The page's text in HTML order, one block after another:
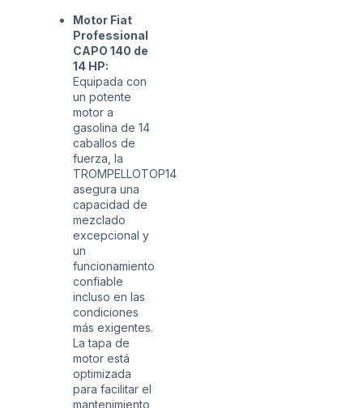
Motor Fiat
Professional
CAPO 140 de
14 HP:
Equipada con
un potente
motor a
gasolina de 14
caballos de
fuerza, la
TROMPELLOTOP14
asegura una
capacidad de
mezclado
excepcional y
un
funcionamiento
confiable
incluso en las
condiciones
más exigentes.
La tapa de
motor está
optimizada
para facilitar el
mantenimiento,